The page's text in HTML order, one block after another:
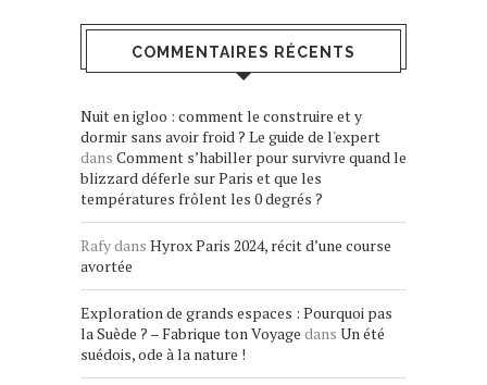
COMMENTAIRES RÉCENTS
Nuit en igloo : comment le construire et y
dormir sans avoir froid ? Le guide de l'expert
dans Comment s’habiller pour survivre quand le
blizzard déferle sur Paris et que les
températures frôlent les 0 degrés ?
Rafydans Hyrox Paris 2024, récit d’une course
avortée
Exploration de grands espaces : Pourquoi pas
la Suède ? – Fabrique ton Voyage dans Un été
suédois, ode à la nature !